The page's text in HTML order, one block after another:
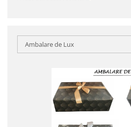
Ambalare de Lux